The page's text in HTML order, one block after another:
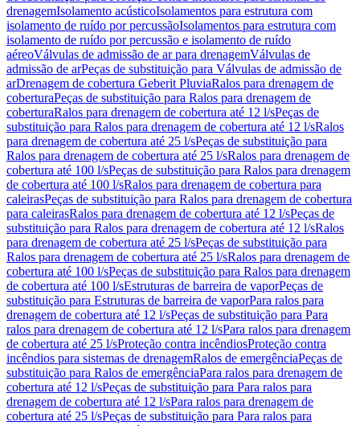
drenagemIsolamento acústicoIsolamentos para estrutura com
isolamento de ruído por percussãoIsolamentos para estrutura com
isolamento de ruído por percussão e isolamento de ruído
aéreoVálvulas de admissão de ar para drenagemVálvulas de
admissão de arPeças de substituição para Válvulas de admissão de
arDrenagem de cobertura Geberit PluviaRalos para drenagem de
coberturaPeças de substituição para Ralos para drenagem de
coberturaRalos para drenagem de cobertura até 12 l/sPeças de
substituição para Ralos para drenagem de cobertura até 12 l/sRalos
para drenagem de cobertura até 25 l/sPeças de substituição para
Ralos para drenagem de cobertura até 25 l/sRalos para drenagem de
cobertura até 100 l/sPeças de substituição para Ralos para drenagem
de cobertura até 100 l/sRalos para drenagem de cobertura para
caleirasPeças de substituição para Ralos para drenagem de cobertura
para caleirasRalos para drenagem de cobertura até 12 l/sPeças de
substituição para Ralos para drenagem de cobertura até 12 l/sRalos
para drenagem de cobertura até 25 l/sPeças de substituição para
Ralos para drenagem de cobertura até 25 l/sRalos para drenagem de
cobertura até 100 l/sPeças de substituição para Ralos para drenagem
de cobertura até 100 l/sEstruturas de barreira de vaporPeças de
substituição para Estruturas de barreira de vaporPara ralos para
drenagem de cobertura até 12 l/sPeças de substituição para Para
ralos para drenagem de cobertura até 12 l/sPara ralos para drenagem
de cobertura até 25 l/sProteção contra incêndiosProteção contra
incêndios para sistemas de drenagemRalos de emergênciaPeças de
substituição para Ralos de emergênciaPara ralos para drenagem de
cobertura até 12 l/sPeças de substituição para Para ralos para
drenagem de cobertura até 12 l/sPara ralos para drenagem de
cobertura até 25 l/sPeças de substituição para Para ralos para